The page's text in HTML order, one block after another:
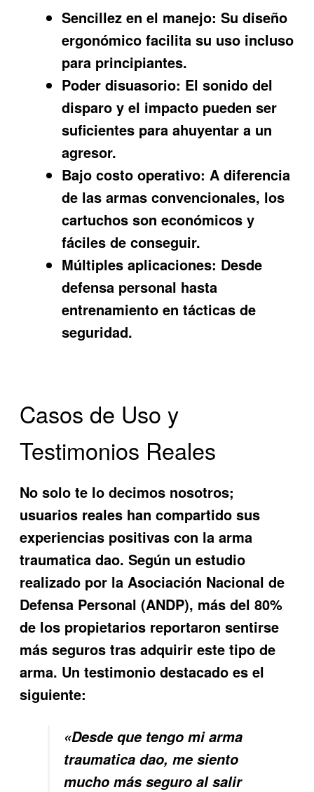
Sencillez en el manejo: Su diseño
ergonómico facilita su uso incluso
para principiantes.
Poder disuasorio: El sonido del
disparo y el impacto pueden ser
suficientes para ahuyentar a un
agresor.
Bajo costo operativo: A diferencia
de las armas convencionales, los
cartuchos son económicos y
fáciles de conseguir.
Múltiples aplicaciones: Desde
defensa personal hasta
entrenamiento en tácticas de
seguridad.
Casos de Uso y
Testimonios Reales
No solo te lo decimos nosotros;
usuarios reales han compartido sus
experiencias positivas con laarma
traumatica dao. Según un estudio
realizado por la Asociación Nacional de
Defensa Personal (ANDP), más del 80%
de los propietarios reportaron sentirse
más seguros tras adquirir este tipo de
arma. Un testimonio destacado es el
siguiente:
«Desde que tengo mi arma
traumatica dao, me siento
mucho más seguro al salir